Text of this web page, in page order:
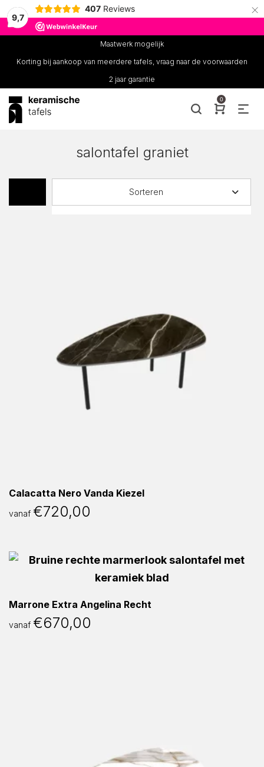
9,7
407 Reviews ×
Maatwerk mogelijk
Korting bij aankoop van meerdere tafels, vraag naar de voorwaarden
2 jaar garantie
0
salontafel graniet
Sorteren
Calacatta Nero Vanda Kiezel
vanaf €720,00
Marrone Extra Angelina Recht
vanaf €670,00